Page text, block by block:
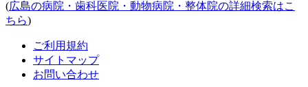
(広島の病院・歯科医院・動物病院・整体院の詳細検索はこ
ちら)
ご利用規約
サイトマップ
お問い合わせ